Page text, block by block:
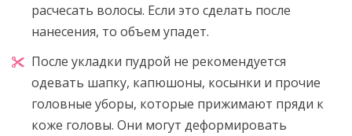
расчесать волосы. Если это сделать после
нанесения, то объем упадет.
После укладки пудрой не рекомендуется
одевать шапку, капюшоны, косынки и прочие
головные уборы, которые прижимают пряди к
коже головы. Они могут деформировать